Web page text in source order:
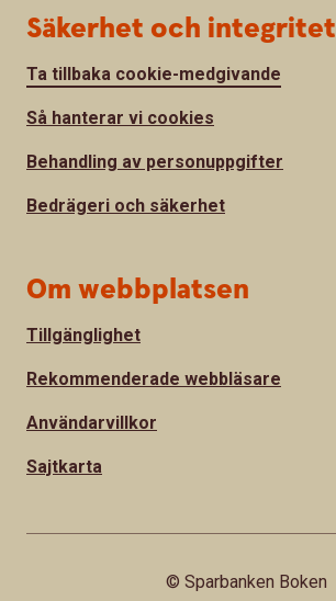
Säkerhet och integritet
Ta tillbaka cookie-medgivande
Så hanterar vi cookies
Behandling av personuppgifter
Bedrägeri och säkerhet
Om webbplatsen
Tillgänglighet
Rekommenderade webbläsare
Användarvillkor
Sajtkarta
© Sparbanken Boken